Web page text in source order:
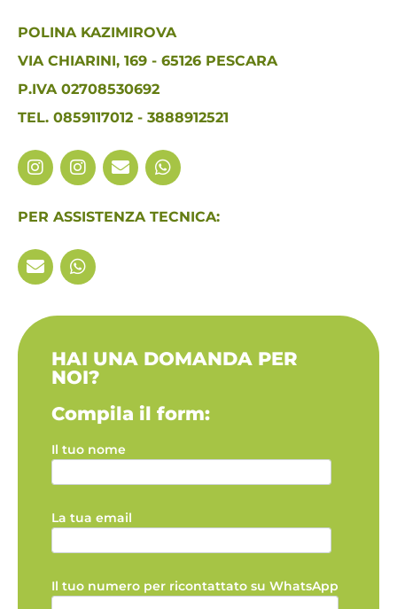
POLINA KAZIMIROVA
VIA CHIARINI, 169 - 65126 PESCARA
P.IVA 02708530692
TEL. 0859117012 - 3888912521
PER ASSISTENZA TECNICA:
HAI UNA DOMANDA PER
NOI?
Compila il form:
Il tuo nome
La tua email
Il tuo numero per ricontattato su WhatsApp